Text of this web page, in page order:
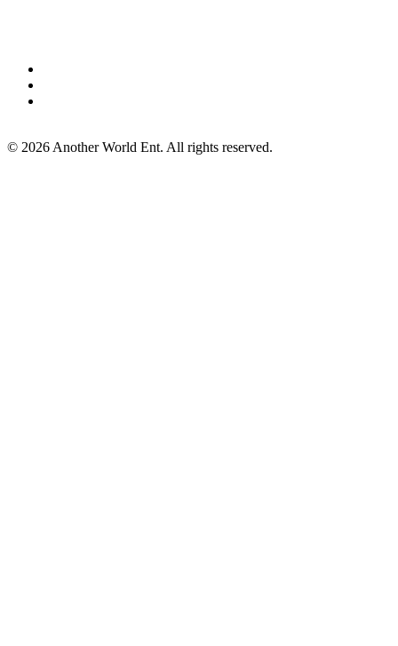
© 2026 Another World Ent. All rights reserved.